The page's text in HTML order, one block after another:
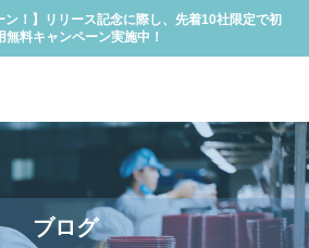
ン！】リリース記念に際し、先着10社限定で初
無料キャンペーン実施中！
ブログ